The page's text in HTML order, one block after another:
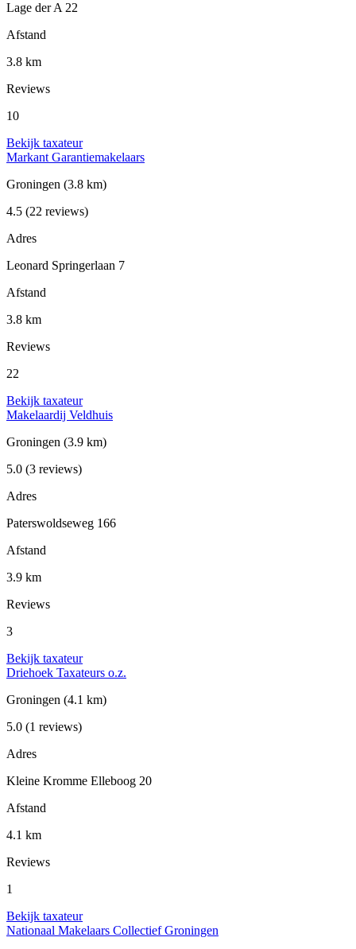
Lage der A 22
Afstand
3.8 km
Reviews
10
Bekijk taxateur
Markant Garantiemakelaars
Groningen (3.8 km)
4.5 (22 reviews)
Adres
Leonard Springerlaan 7
Afstand
3.8 km
Reviews
22
Bekijk taxateur
Makelaardij Veldhuis
Groningen (3.9 km)
5.0 (3 reviews)
Adres
Paterswoldseweg 166
Afstand
3.9 km
Reviews
3
Bekijk taxateur
Driehoek Taxateurs o.z.
Groningen (4.1 km)
5.0 (1 reviews)
Adres
Kleine Kromme Elleboog 20
Afstand
4.1 km
Reviews
1
Bekijk taxateur
Nationaal Makelaars Collectief Groningen